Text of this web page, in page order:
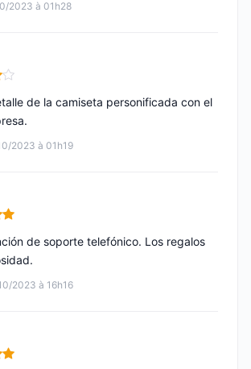
2023 à 01h28
5
2023 à 01h19
de la camiseta personificada con el
5
2023 à 16h16
de soporte telefónico. Los regalos
5